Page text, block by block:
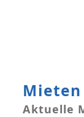
Mieten
Aktuelle